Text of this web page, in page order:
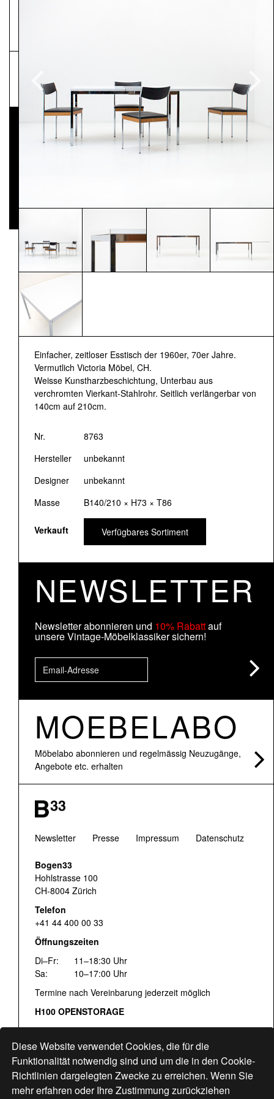
Diese Website verwendet Cookies, die für die
Funktionalität notwendig sind und um die in den Cookie-
Richtlinien dargelegten Zwecke zu erreichen. Wenn Sie
mehr erfahren oder Ihre Zustimmung zurückziehen
Einfacher, zeitloser Esstisch der 1960er, 70er Jahre.
Vermutlich Victoria Möbel, CH.
Weisse Kunstharzbeschichtung, Unterbau aus
verchromten Vierkant-Stahlrohr. Seitlich verlängerbar von
140cm auf 210cm.
Nr.
8763
Hersteller
unbekannt
Designer
unbekannt
Masse
B140/210 × H73 × T86
Verkauft Verfügbares Sortiment
NEWSLETTER
Newsletter abonnieren und 10% Rabattauf
unsere Vintage-Möbelklassiker sichern!
MOEBELABO
Möbelabo abonnieren und regelmässig Neuzugänge,
Angebote etc. erhalten
Newsletter Presse Impressum Datenschutz
Bogen33
Hohlstrasse 100
CH-8004 Zürich
Telefon
+41 44 400 00 33
Öffnungszeiten
Di–Fr:
11–18:30 Uhr
Sa:
10–17:00 Uhr
Termine nach Vereinbarung jederzeit möglich
H100 OPENSTORAGE
Fr:
16:00–18:30 Uhr
Sa: 12:00–17:00 Uhr
Hohlstrasse 122
www.bogen33.ch
Pressematerial